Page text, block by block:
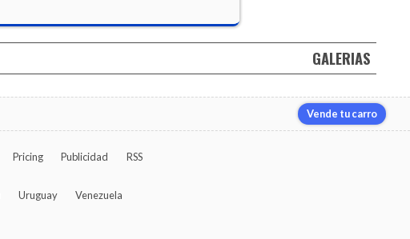
GALERIAS
Vende tu carro
Pricing Publicidad RSS
Uruguay Venezuela